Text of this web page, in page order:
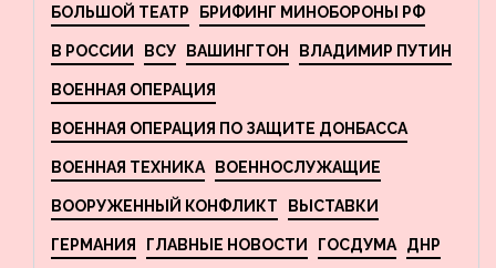
БОЛЬШОЙ ТЕАТР БРИФИНГ МИНОБОРОНЫ РФ
В РОССИИ ВСУ ВАШИНГТОН ВЛАДИМИР ПУТИН
ВОЕННАЯ ОПЕРАЦИЯ
ВОЕННАЯ ОПЕРАЦИЯ ПО ЗАЩИТЕ ДОНБАССА
ВОЕННАЯ ТЕХНИКА ВОЕННОСЛУЖАЩИЕ
ВООРУЖЕННЫЙ КОНФЛИКТ ВЫСТАВКИ
ГЕРМАНИЯ ГЛАВНЫЕ НОВОСТИ ГОСДУМА ДНР